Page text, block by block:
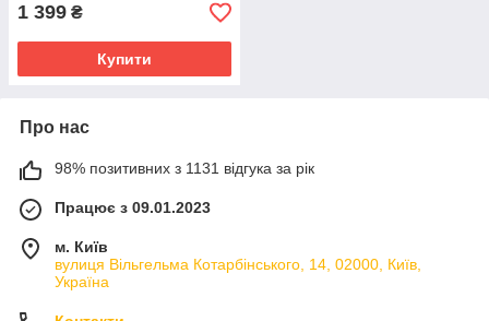
1 399 ₴
Купити
Про нас
98% позитивних з 1131 відгука за рік
Працює з 09.01.2023
м. Київ
вулиця Вільгельма Котарбінського, 14, 02000, Київ,
Україна